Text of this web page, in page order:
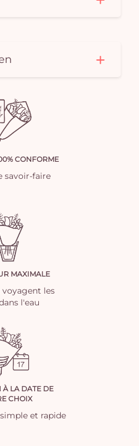
CONFORME
savoir-faire
MAXIMALE
voyagent les
l'eau
À LA DATE DE
CHOIX
et rapide